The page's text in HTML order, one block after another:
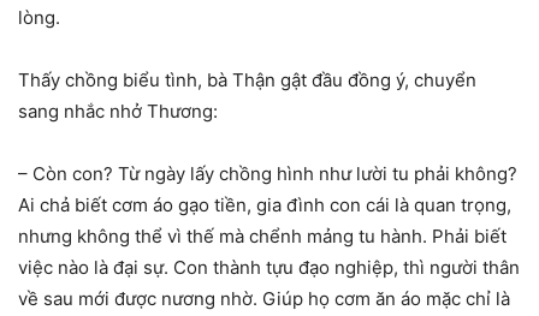
lòng.
Thấy chồng biểu tình, bà Thận gật đầu đồng ý, chuyển
sang nhắc nhở Thương:
– Còn con? Từ ngày lấy chồng hình như lười tu phải không?
Ai chả biết cơm áo gạo tiền, gia đình con cái là quan trọng,
nhưng không thể vì thế mà chểnh mảng tu hành. Phải biết
việc nào là đại sự. Con thành tựu đạo nghiệp, thì người thân
về sau mới được nương nhờ. Giúp họ cơm ăn áo mặc chỉ là